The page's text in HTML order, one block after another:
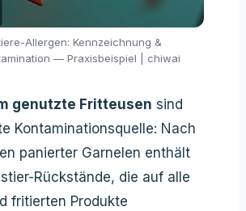
Allergen: Kennzeichnung &
— Praxisbeispiel | chiwai
genutzte Fritteusen sind
Kontaminationsquelle: Nach
panierter Garnelen enthält
Rückstände, die auf alle
fritierten Produkte